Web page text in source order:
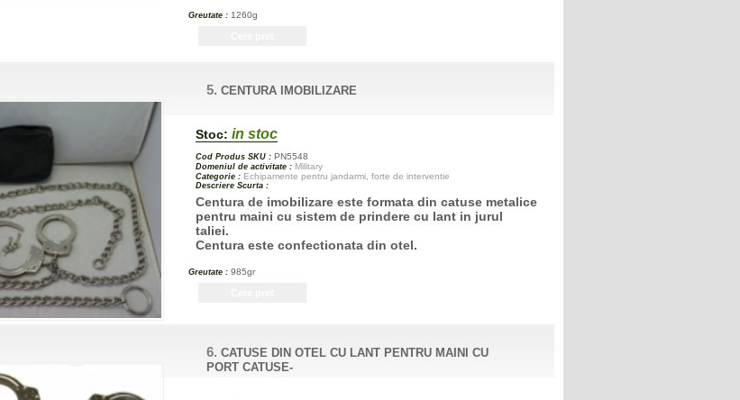
Greutate : 1260g
5.CENTURA IMOBILIZARE
Stoc: in stoc
Cod Produs SKU : PN5548
Domeniul de activitate : Military
Categorie : Echipamente pentru jandarmi, forte de interventie
Descriere Scurta :
Centura de imobilizare este formata din catuse metalice
pentru maini cu sistem de prindere cu lant in jurul
taliei.
Centura este confectionata din otel.
Greutate : 985gr
6.CATUSE DIN OTEL CU LANT PENTRU MAINI CU
PORT CATUSE-